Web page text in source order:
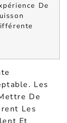
De
Les
De
Les